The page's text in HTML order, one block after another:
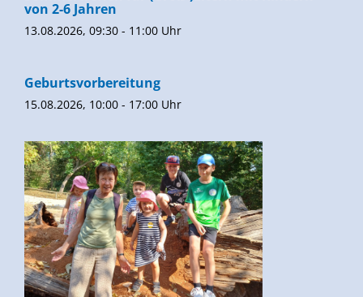
von 2-6 Jahren
13.08.2026, 09:30 - 11:00 Uhr
Geburtsvorbereitung
15.08.2026, 10:00 - 17:00 Uhr